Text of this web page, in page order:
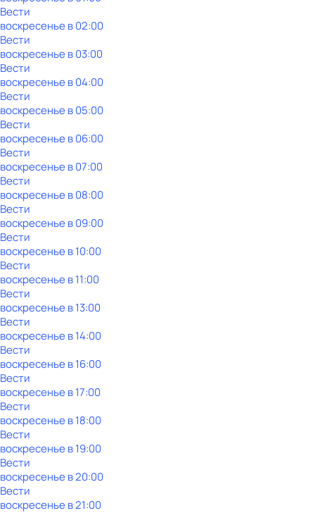
Вести
воскресенье в02:00
Вести
воскресенье в03:00
Вести
воскресенье в04:00
Вести
воскресенье в05:00
Вести
воскресенье в06:00
Вести
воскресенье в07:00
Вести
воскресенье в08:00
Вести
воскресенье в09:00
Вести
воскресенье в10:00
Вести
воскресенье в11:00
Вести
воскресенье в13:00
Вести
воскресенье в14:00
Вести
воскресенье в16:00
Вести
воскресенье в17:00
Вести
воскресенье в18:00
Вести
воскресенье в19:00
Вести
воскресенье в20:00
Вести
воскресенье в21:00